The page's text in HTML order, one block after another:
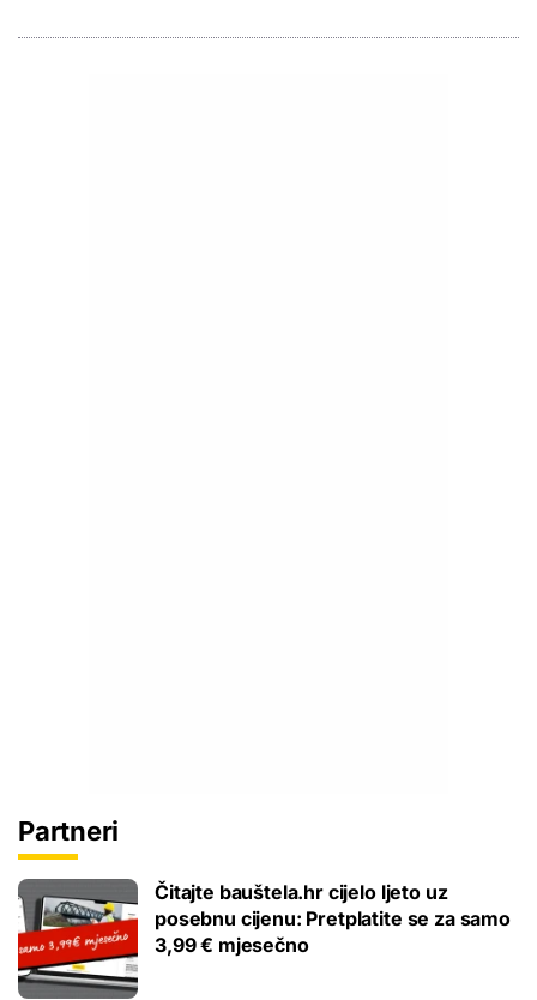
Partneri
Čitajte bauštela.hr cijelo ljeto uz
posebnu cijenu: Pretplatite se za samo
3,99 € mjesečno